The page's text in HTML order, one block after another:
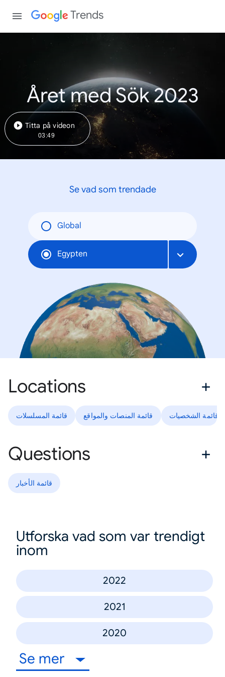
Trends
Året med Sök 2023
Titta på videon
03:49
Se vad som trendade
Global
Egypten
Locations
قائمة المسلسلات قائمة المنصات والمواقع قائمة الشخصيات
Questions
قائمة الأخبار
Utforska vad som var trendigt
inom
2022
2021
2020
Se mer